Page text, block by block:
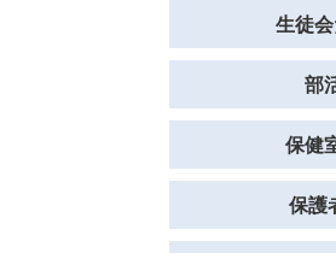
生徒
部
保健
保護